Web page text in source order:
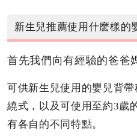
新生兒推薦使用什麽樣的
首先我們向有經驗的爸爸
可供新生兒使用的嬰兒背
繞式，以及可使用至約3歲
有各自的不同特點。